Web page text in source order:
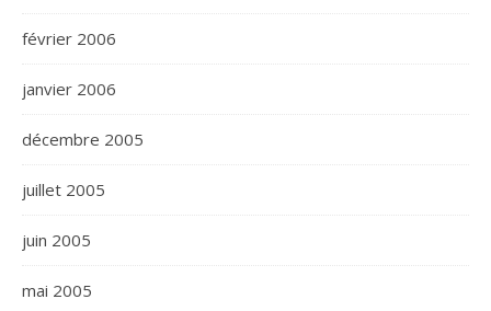
février 2006
janvier 2006
décembre 2005
juillet 2005
juin 2005
mai 2005